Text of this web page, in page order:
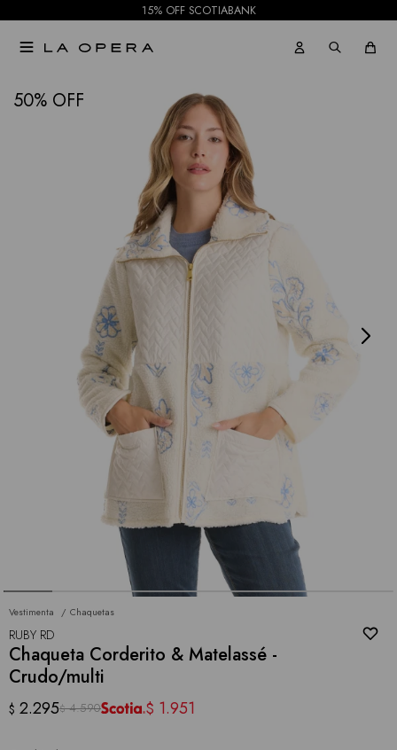
15% OFF SCOTIABANK

50
Vestimenta Chaquetas
RUBY RD
Chaqueta Corderito & Matelassé -
Crudo/multi
$ 2.295$ 4.590 $ 1.951
NOTIFICARME